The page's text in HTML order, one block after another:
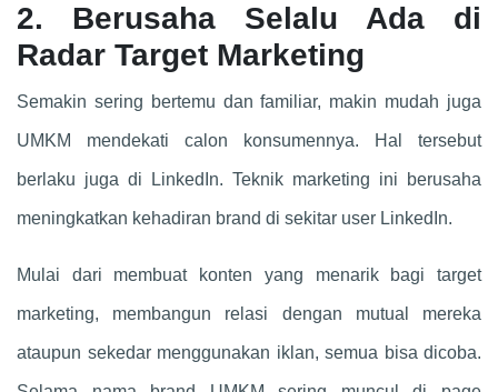
2. Berusaha Selalu Ada di
Radar Target Marketing
Semakin sering bertemu dan familiar, makin mudah juga
UMKM mendekati calon konsumennya. Hal tersebut
berlaku juga di LinkedIn. Teknik marketing ini berusaha
meningkatkan kehadiran brand di sekitar user LinkedIn.
Mulai dari membuat konten yang menarik bagi target
marketing, membangun relasi dengan mutual mereka
ataupun sekedar menggunakan iklan, semua bisa dicoba.